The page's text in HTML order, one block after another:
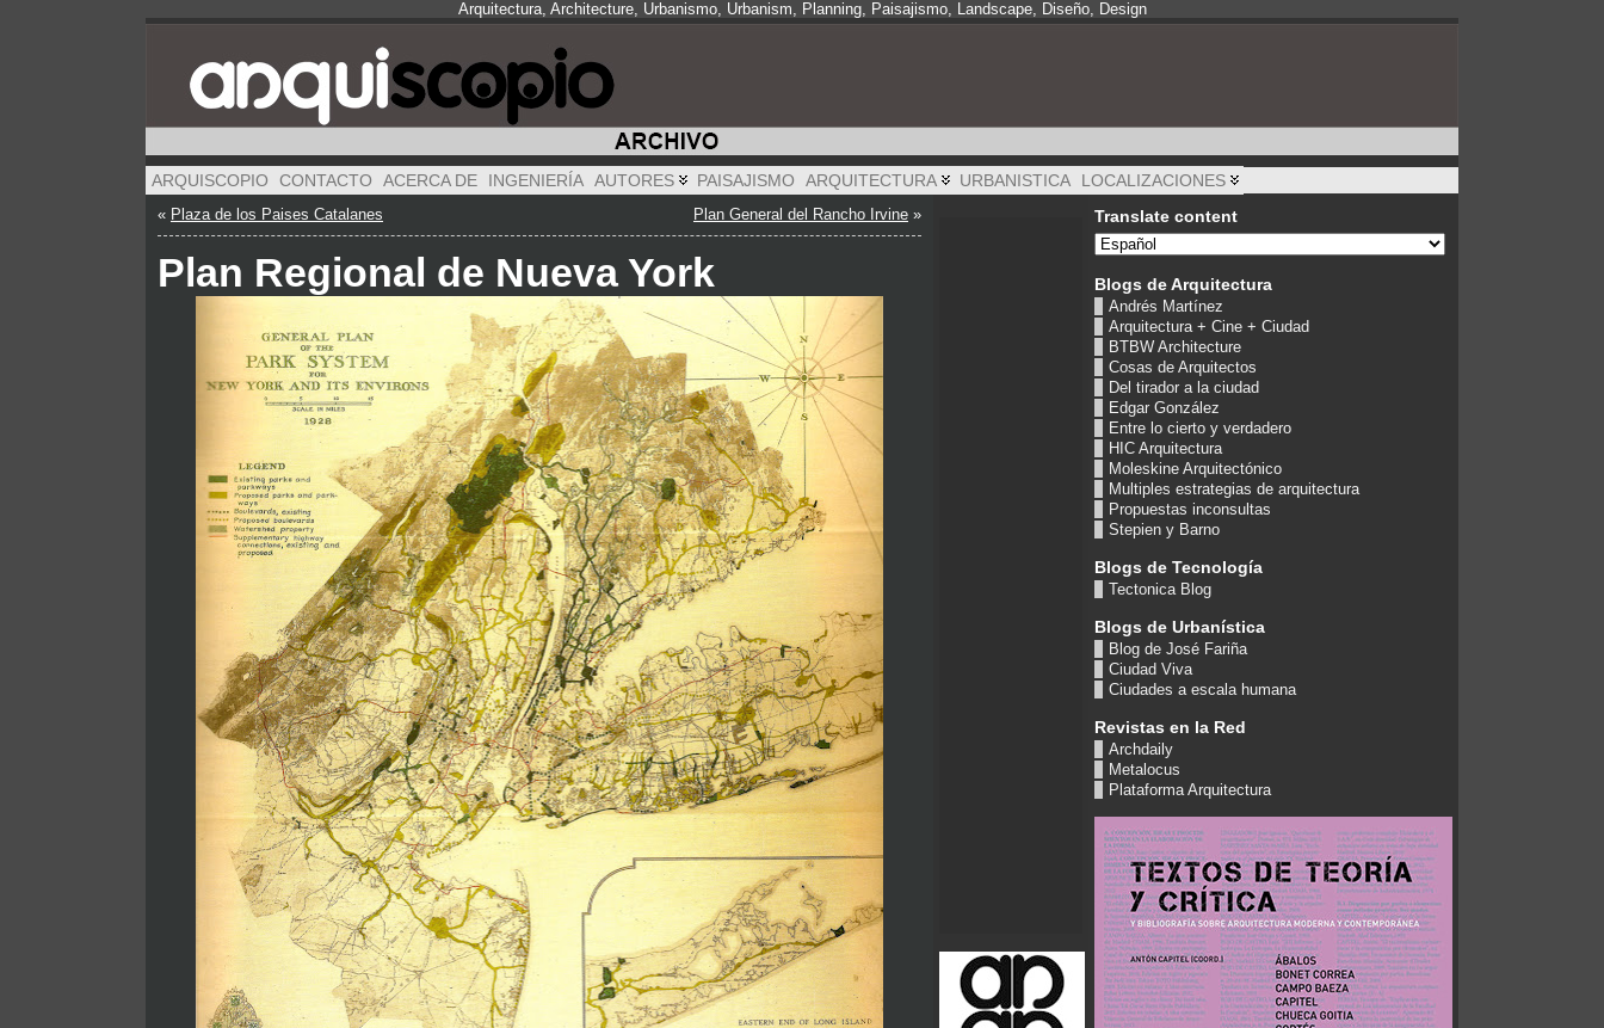
Arquitectura, Architecture, Urbanismo, Urbanism, Planning, Paisajismo, Landscape, Diseño, Design
ARQUISCOPIO CONTACTO ACERCA DE INGENIERÍA AUTORES PAISAJISMO ARQUITECTURA URBANISTICA LOCALIZACIONES
« Plaza de los Paises Catalanes Plan General del Rancho Irvine »
Plan Regional de Nueva York
Translate content
Blogs de Arquitectura
Andrés Martínez
Arquitectura + Cine + Ciudad
BTBW Architecture
Cosas de Arquitectos
Del tirador a la ciudad
Edgar González
Entre lo cierto y verdadero
HIC Arquitectura
Moleskine Arquitectónico
Multiples estrategias de arquitectura
Propuestas inconsultas
Stepien y Barno
Blogs de Tecnología
Tectonica Blog
Blogs de Urbanística
Blog de José Fariña
Ciudad Viva
Ciudades a escala humana
Revistas en la Red
Archdaily
Metalocus
Plataforma Arquitectura